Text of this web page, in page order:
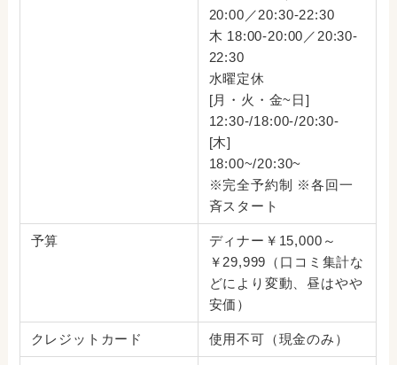
20:00／20:30-22:30
木 18:00-20:00／20:30-
22:30
水曜定休
[月・火・金~日]
12:30-/18:00-/20:30-
[木]
18:00~/20:30~
※完全予約制 ※各回一
斉スタート
予算
ディナー￥15,000～
￥29,999（口コミ集計な
どにより変動、昼はやや
安価）
クレジットカード 使用不可（現金のみ）